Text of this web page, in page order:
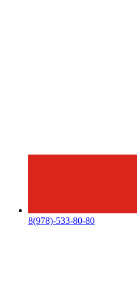
8(978)-533-80-80